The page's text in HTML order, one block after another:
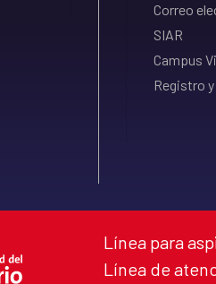
Correo
SIAR
Campus
Registro
Línea para
Línea de